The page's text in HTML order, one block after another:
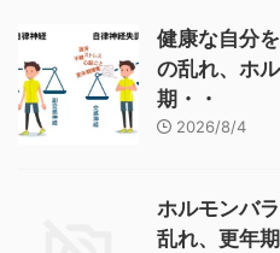
健康な自分
の乱れ、ホ
期・・
2026/8/4
ホルモンバ
乱れ、更年期